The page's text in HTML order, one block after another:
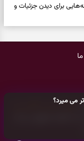
می میرد؟
چهارشنبه ۱۴ مرداد ۱۴۰۵ | نشانه‌هایی برای دیدن جزئیات و
پایگاه خبری سرگرمی روز